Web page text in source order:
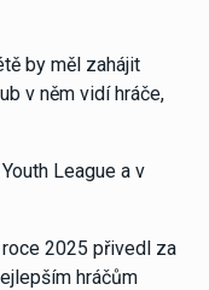
by měl zahájit
v něm vidí hráče,
League a v
2025 přivedl za
hráčům